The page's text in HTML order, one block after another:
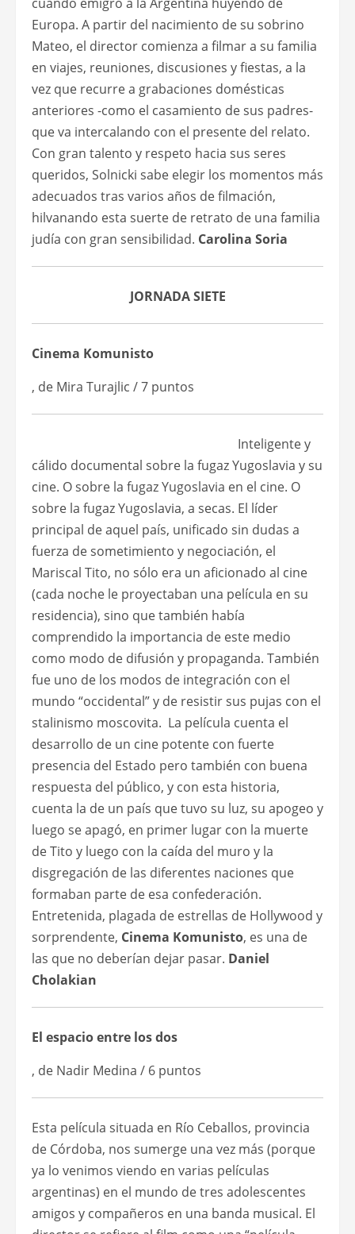
Europa. A partir del nacimiento de su sobrino
Mateo, el director comienza a filmar a su familia
en viajes, reuniones, discusiones y fiestas, a la
vez que recurre a grabaciones domésticas
anteriores -como el casamiento de sus padres-
que va intercalando con el presente del relato.
Con gran talento y respeto hacia sus seres
queridos, Solnicki sabe elegir los momentos más
adecuados tras varios años de filmación,
hilvanando esta suerte de retrato de una familia
judía con gran sensibilidad. Carolina Soria
JORNADA SIETE
Cinema Komunisto
, de Mira Turajlic / 7 puntos
Inteligente y
cálido documental sobre la fugaz Yugoslavia y su
cine. O sobre la fugaz Yugoslavia en el cine. O
sobre la fugaz Yugoslavia, a secas. El líder
principal de aquel país, unificado sin dudas a
fuerza de sometimiento y negociación, el
Mariscal Tito, no sólo era un aficionado al cine
(cada noche le proyectaban una película en su
residencia), sino que también había
comprendido la importancia de este medio
como modo de difusión y propaganda. También
fue uno de los modos de integración con el
mundo “occidental” y de resistir sus pujas con el
stalinismo moscovita. La película cuenta el
desarrollo de un cine potente con fuerte
presencia del Estado pero también con buena
respuesta del público, y con esta historia,
cuenta la de un país que tuvo su luz, su apogeo y
luego se apagó, en primer lugar con la muerte
de Tito y luego con la caída del muro y la
disgregación de las diferentes naciones que
formaban parte de esa confederación.
Entretenida, plagada de estrellas de Hollywood y
sorprendente, Cinema Komunisto, es una de
las que no deberían dejar pasar. Daniel
Cholakian
El espacio entre los dos
, de Nadir Medina / 6 puntos
Esta película situada en Río Ceballos, provincia
de Córdoba, nos sumerge una vez más (porque
ya lo venimos viendo en varias películas
argentinas) en el mundo de tres adolescentes
amigos y compañeros en una banda musical. El